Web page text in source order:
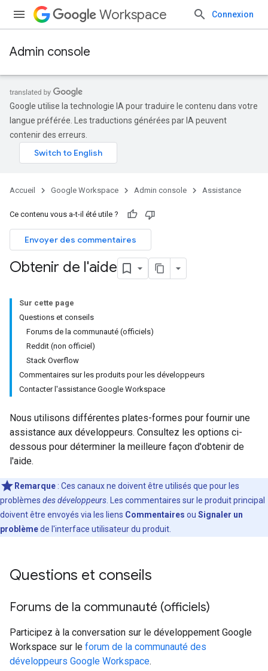
Workspace Connexion
Admin console
Google utilise la technologie IA pour traduire le contenu dans votre
langue préférée. Les traductions générées par IA peuvent
contenir des erreurs.
Accueil Google Workspace Admin console Assistance
Ce contenu vous a-t-il été utile ?
Envoyer des commentaires
Obtenir de l'aide
Sur cette page
Questions et conseils
Forums de la communauté (officiels)
Reddit (non officiel)
Stack Overflow
Commentaires sur les produits pour les développeurs
Contacter l'assistance Google Workspace
Nous utilisons différentes plates-formes pour fournir une
assistance aux développeurs. Consultez les options ci-
dessous pour déterminer la meilleure façon d'obtenir de
l'aide.
Remarque : Ces canaux ne doivent être utilisés que pour les
problèmes des développeurs . Les commentaires sur le produit principal
doivent être envoyés via les liens Commentaires ou Signaler un
problèmede l'interface utilisateur du produit.
Questions et conseils
Forums de la communauté (officiels)
Participez à la conversation sur le développement Google
Workspace sur le forum de la communauté des
développeurs Google Workspace.